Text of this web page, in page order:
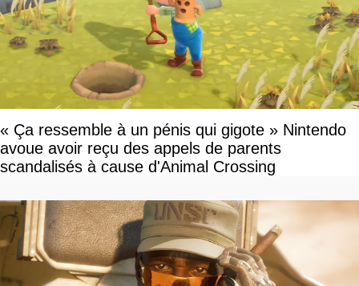
« Ça ressemble à un pénis qui gigote » Nintendo
avoue avoir reçu des appels de parents
scandalisés à cause d'Animal Crossing